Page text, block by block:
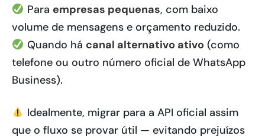
Para empresas pequenas, com baixo
volume de mensagens e orçamento reduzido.
Quando há canal alternativo ativo (como
telefone ou outro número oficial de WhatsApp
Business).
Idealmente, migrar para a API oficial assim
que o fluxo se provar útil — evitando prejuízos